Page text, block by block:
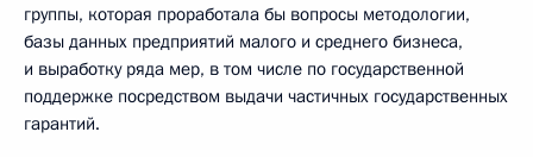
группы, которая проработала бы вопросы методологии,
базы данных предприятий малого и среднего бизнеса,
и выработку ряда мер, в том числе по государственной
поддержке посредством выдачи частичных государственных
гарантий.